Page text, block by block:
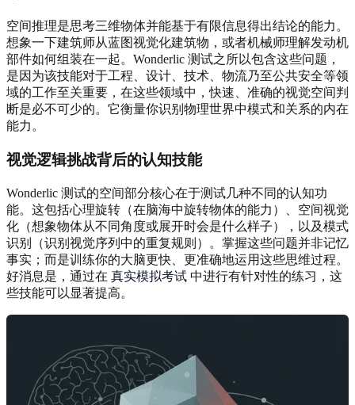
空间推理是思考三维物体并能基于有限信息得出结论的能力。
想象一下建筑师从蓝图视觉化建筑物，或者机械师理解发动机
部件如何组装在一起。Wonderlic 测试之所以包含这些问题，
是因为该技能对于工程、设计、技术、物流乃至公共安全等领
域的工作至关重要，在这些领域中，快速、准确的视觉空间判
断是必不可少的。它衡量你识别物理世界中模式和关系的内在
能力。
视觉逻辑挑战背后的认知技能
Wonderlic 测试的空间部分核心在于测试几种不同的认知功
能。这包括心理旋转（在脑海中旋转物体的能力）、空间视觉
化（想象物体从不同角度或展开时会是什么样子），以及模式
识别（识别视觉序列中的重复规则）。掌握这些问题并非记忆
事实；而是训练你的大脑更快、更准确地运用这些思维过程。
好消息是，通过在 真实模拟考试 中进行有针对性的练习，这
些技能可以显著提高。